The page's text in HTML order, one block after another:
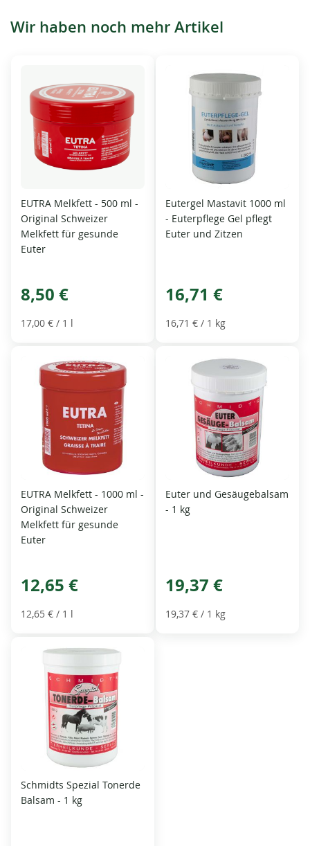
Wir haben noch mehr Artikel
EUTRA Melkfett - 500 ml -
Original Schweizer
Melkfett für gesunde
Euter
8,50 €
17,00 € / 1 l
Eutergel Mastavit 1000 ml
- Euterpflege Gel pflegt
Euter und Zitzen
16,71 €
16,71 € / 1 kg
EUTRA Melkfett - 1000 ml -
Original Schweizer
Melkfett für gesunde
Euter
12,65 €
12,65 € / 1 l
Euter und Gesäugebalsam
- 1 kg
19,37 €
19,37 € / 1 kg
Schmidts Spezial Tonerde
Balsam - 1 kg